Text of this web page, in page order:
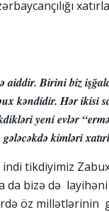
aiddir. Birini biz
kəndidir. Hər ikisi
yeni evlər
kimləri
tikdiyimiz
bizə də
öz millətlərinin